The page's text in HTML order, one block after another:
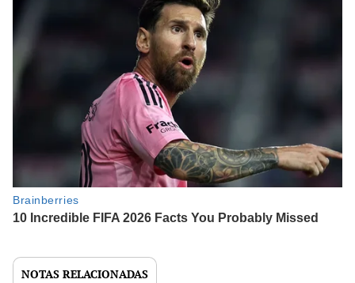
NOTAS RELACIONADAS